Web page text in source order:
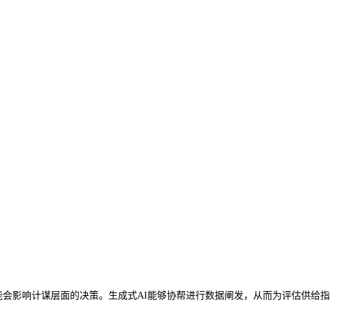
影响计谋层面的决策。生成式AI能够协帮进行数据阐发，从而为评估供给指